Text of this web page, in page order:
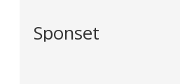
Sponset